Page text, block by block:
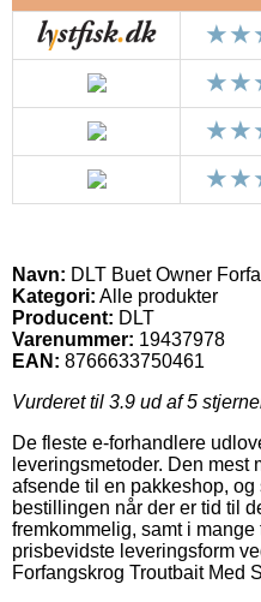
Navn: DLT Buet Owner
Kategori: Alle produkter
Producent: DLT
Varenummer: 19437978
EAN: 8766633750461
Vurderet til 3.9 ud af 5
De fleste e-forhandlere
leveringsmetoder. Den mest
afsende til en pakkeshop,
bestillingen når der er tid til
fremkommelig, samt i
prisbevidste leveringsform
Forfangskrog Troutbait Med